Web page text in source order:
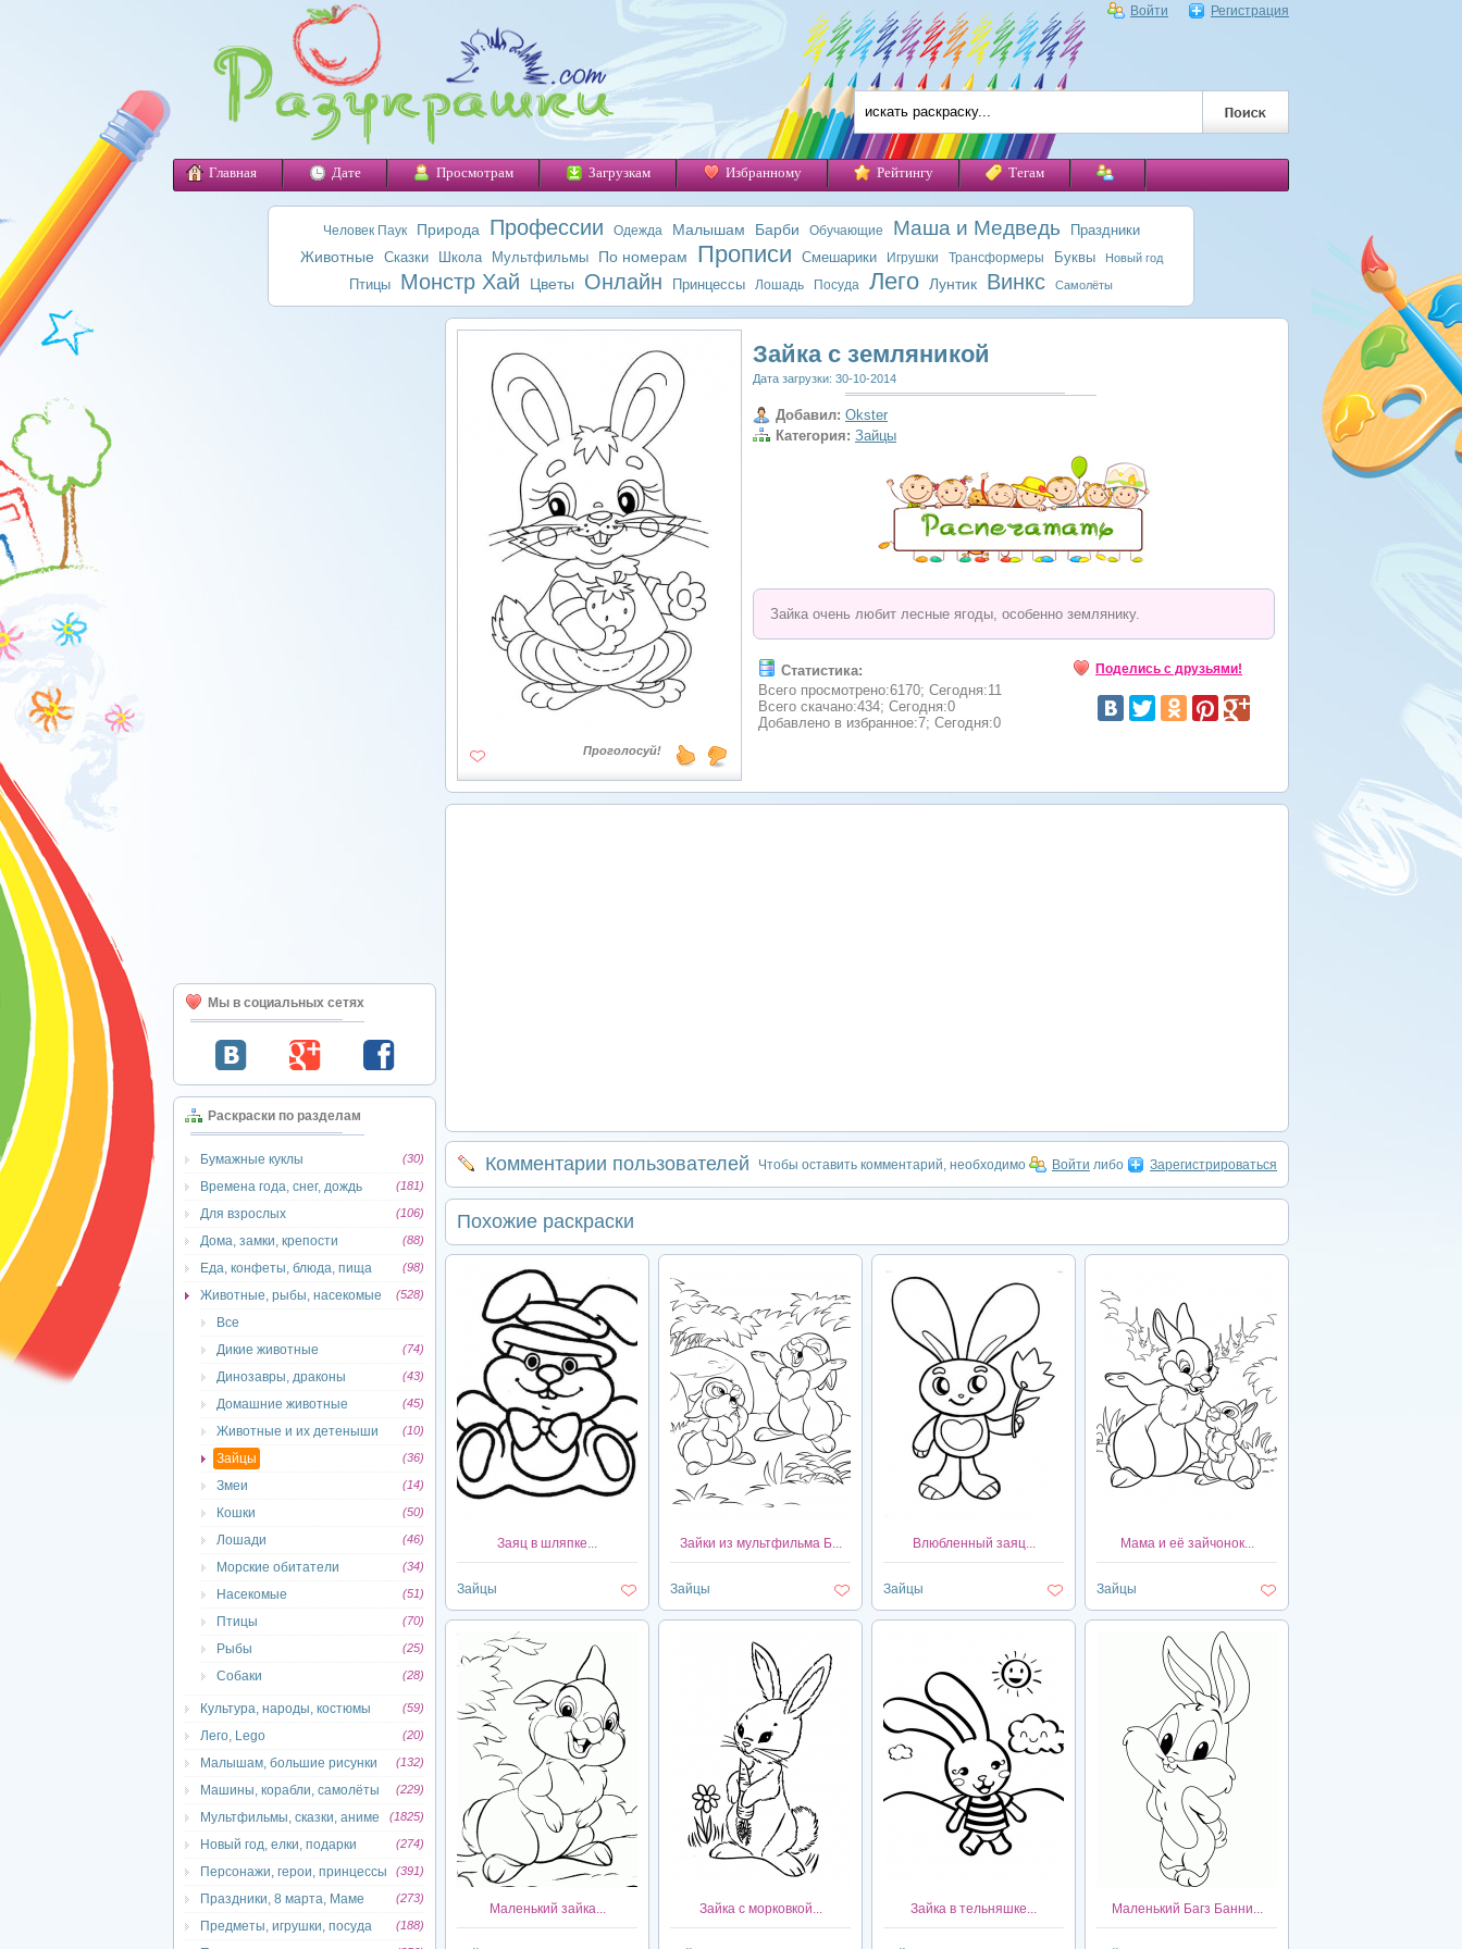
Войти Регистрация
Главная Дате Просмотрам Загрузкам Избранному Рейтингу Тегам
Человек Паук Природа Профессии Одежда Малышам Барби Обучающие Маша и Медведь Праздники
Животные Сказки Школа Мультфильмы По номерам Прописи Смешарики Игрушки Трансформеры Буквы Новый год
Птицы Монстр Хай Цветы Онлайн Принцессы Лошадь Посуда Лего Лунтик Винкс Самолёты
Мы в социальных сетях
Раскраски по разделам
Бумажные куклы (30)
Времена года, снег, дождь (181)
Для взрослых (106)
Дома, замки, крепости (88)
Еда, конфеты, блюда, пища (98)
Животные, рыбы, насекомые (528)
Все
Дикие животные
(74)
Динозавры, драконы (43)
Домашние животные (45)
Животные и их детеныши (10)
Зайцы (36)
Змеи (14)
Кошки (50)
Лошади (46)
Морские обитатели (34)
Насекомые (51)
Птицы (70)
Рыбы (25)
Собаки (28)
Культура, народы, костюмы (59)
Лего, Lego (20)
Малышам, большие рисунки (132)
Машины, корабли, самолёты (229)
Мультфильмы, сказки, аниме (1825)
Новый год, елки, подарки (274)
Персонажи, герои, принцессы (391)
Праздники, 8 марта, Маме (273)
Предметы, игрушки, посуда (188)
Проголосуй!
Зайка с земляникой
Дата загрузки: 30-10-2014
Добавил: Okster
Категория: Зайцы
Зайка очень любит лесные ягоды, особенно землянику.
Статистика:
Всего просмотрено:6170; Сегодня:11
Всего скачано:434; Сегодня:0
Добавлено в избранное:7; Сегодня:0
Поделись с друзьями!
Комментарии пользователей Чтобы оставить комментарий, необходимо Войти либо Зарегистрироваться
Похожие раскраски
Заяц в шляпке...
Зайцы
Зайки из мультфильма Б...
Зайцы
Влюбленный заяц...
Зайцы
Мама и её зайчонок...
Зайцы
Маленький зайка... Зайка с морковкой... Зайка в тельняшке... Маленький Багз Банни...